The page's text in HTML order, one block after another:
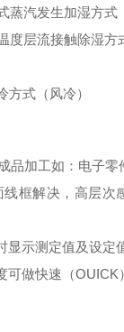
蒸汽发生加湿方式
度层流接触除湿方
式（风冷）
品加工如：电子
框解决，高层
示测定值及设定
做快速（OUICK